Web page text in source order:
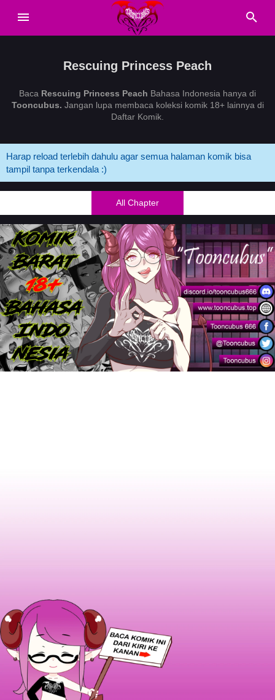
Rescuing Princess Peach
Baca Rescuing Princess Peach Bahasa Indonesia hanya di
Tooncubus. Jangan lupa membaca koleksi komik 18+ lainnya di
Daftar Komik.
Harap reload terlebih dahulu agar semua halaman komik bisa
tampil tanpa terkendala :)
All Chapter